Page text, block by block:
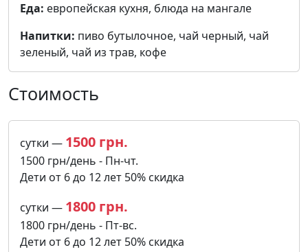
Еда: европейская кухня, блюда на мангале
Напитки: пиво бутылочное, чай черный, чай
зеленый, чай из трав, кофе
Стоимость
сутки — 1500 грн.
1500 грн/день - Пн-чт.
Дети от 6 до 12 лет 50% скидка
сутки — 1800 грн.
1800 грн/день - Пт-вс.
Дети от 6 до 12 лет 50% скидка